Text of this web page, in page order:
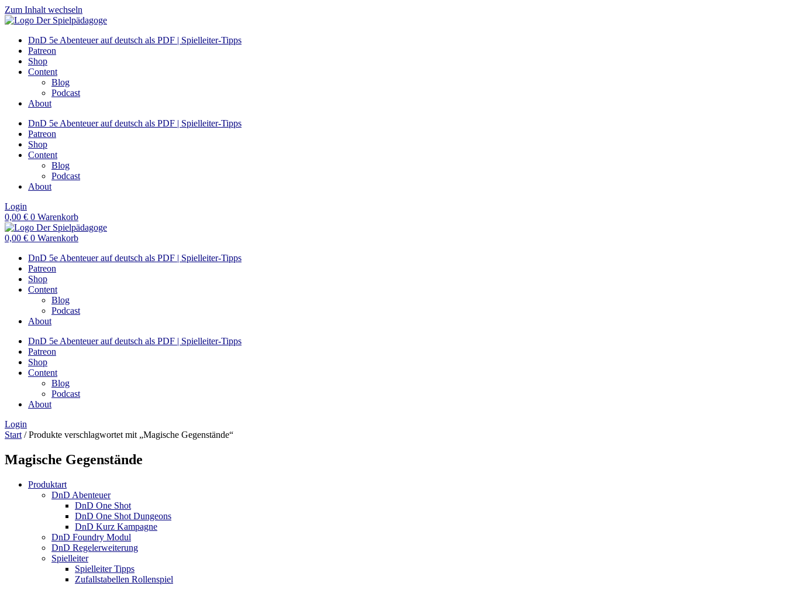
Zum Inhalt wechseln
DnD 5e Abenteuer auf deutsch als PDF | Spielleiter-Tipps
Patreon
Shop
Content
Blog
Podcast
About
DnD 5e Abenteuer auf deutsch als PDF | Spielleiter-Tipps
Patreon
Shop
Content
Blog
Podcast
About
Login
0,00 € 0 Warenkorb
0,00 € 0 Warenkorb
DnD 5e Abenteuer auf deutsch als PDF | Spielleiter-Tipps
Patreon
Shop
Content
Blog
Podcast
About
DnD 5e Abenteuer auf deutsch als PDF | Spielleiter-Tipps
Patreon
Shop
Content
Blog
Podcast
About
Login
Start / Produkte verschlagwortet mit „Magische Gegenstände“
Magische Gegenstände
Produktart
DnD Abenteuer
DnD One Shot
DnD One Shot Dungeons
DnD Kurz Kampagne
DnD Foundry Modul
DnD Regelerweiterung
Spielleiter
Spielleiter Tipps
Zufallstabellen Rollenspiel